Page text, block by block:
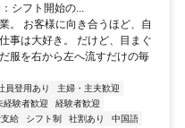
シフト開始の...
。 お客様に向き合うほど、自
事は大好き。 だけど、目まぐ
服を右から左へ流すだけの毎
員登用あり
主婦・主夫歓迎
経験者歓迎
経験者歓迎
給 シフト制 社割あり
中国語